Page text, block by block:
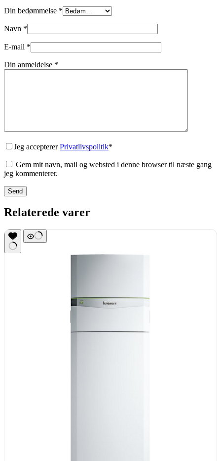
Din bedømmelse *
Navn *
E-mail *
Din anmeldelse *
Jeg acceptererPrivatlivspolitik*
Gem mit navn, mail og websted i denne browser til næste gang
jeg kommenterer.
Send
Relaterede varer